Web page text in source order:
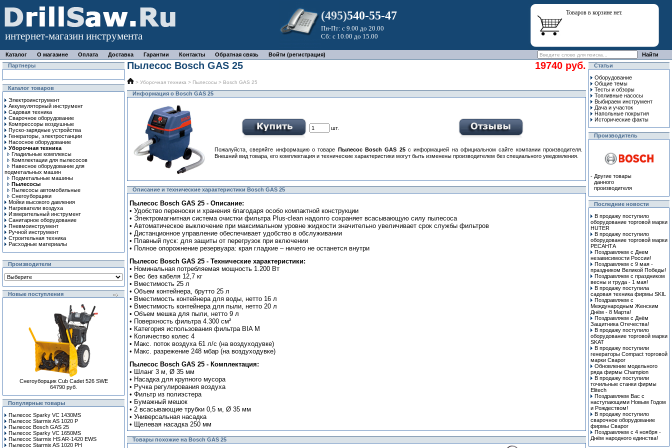
интернет-магазин инструмента
(495)540-55-47
Пн-Пт: с 9.00 до 20.00
Сб: с 10.00 до 15.00
Товаров в корзине нет.
Каталог О магазине Оплата Доставка Гарантии Контакты Обратная связь
Войти (регистрация)
Партнеры
Каталог товаров
Электроинструмент
Аккумуляторный инструмент
Садовая техника
Сварочное оборудование
Компрессоры воздушные
Пуско-зарядные устройства
Генераторы, электростанции
Насосное оборудование
Уборочная техника
Гладильные комплексы
Комплектации для пылесосов
Навесное оборудование для
подметальных машин
Подметальные машины
Пылесосы
Пылесосы автомобильные
Снегоуборщики
Мойки высокого давления
Нагреватели воздуха
Измерительный инструмент
Санитарное оборудование
Пневмоинструмент
Ручной инcтрумент
Строительная техника
Расходные материалы
Производители
Новые поступления
Снегоуборщик Cub Cadet 526 SWE
64790 руб.
Популярные товары
Пылесос Sparky VC 1430MS
Пылесос Starmix AS 1020 P
Пылесос Bosch GAS 25
Пылесос Sparky VC 1650MS
Пылесос Starmix HS AR-1420 EWS
Пылесос Starmix AS 1020 PH
Пылесос Bosch GAS 25 19740 руб.
> Уборочная техника > Пылесосы > Bosch GAS 25
Информация о Bosch GAS 25
шт.
Пожалуйста, сверяйте информацию о товаре Пылесос Bosch GAS 25с информацией на официальном сайте компании производителя.
Внешний вид товара, его комплектация и технические характеристики могут быть изменены производителем без специального уведомления.
Описание и технические характеристики Bosch GAS 25
Пылесос Bosch GAS 25 - Описание:
• Удобство переноски и хранения благодаря особо компактной конструкции
• Электромагнитная система очистки фильтра Plus-clеan надолго сохраняет всасывающую силу пылесоса
• Автоматическое выключение при максимальном уровне жидкости значительно увеличивает срок службы фильтров
• Дистанционное управление обеспечивает удобство в обслуживании
• Плавный пуск: для защиты от перегрузок при включении
• Полное опорожнение резервуара: края гладкие – ничего не останется внутри
Пылесос Bosch GAS 25 - Технические характеристики:
• Номинальная потребляемая мощность 1.200 Вт
• Вес без кабеля 12,7 кг
• Вместимость 25 л
• Объем контейнера, брутто 25 л
• Вместимость контейнера для воды, нетто 16 л
• Вместимость контейнера для пыли, нетто 20 л
• Объем мешка для пыли, нетто 9 л
• Поверхность фильтра 4.300 см²
• Категория использования фильтра BIA M
• Количество колес 4
• Макс. поток воздуха 61 л/с (на воздуходувке)
• Макс. разрежение 248 мбар (на воздуходувке)
Пылесос Bosch GAS 25 - Комплектация:
• Шланг 3 м, Ø 35 мм
• Насадка для крупного мусора
• Ручка регулирования воздуха
• Фильтр из полиэстера
• Бумажный мешок
• 2 всасывающие трубки 0,5 м, Ø 35 мм
• Универсальная насадка
• Щелевая насадка 250 мм
Товары похожие на Bosch GAS 25
Статьи
Оборудование
Общие темы
Тесты и обзоры
Топливные насосы
Выбираем инструмент
Дача и участок
Напольные покрытия
Исторические факты
Производитель
- Другие товары
данного
производителя
Последние новости
В продажу поступило
оборудование торговой марки
HUTER
В продажу поступило
оборудование торговой марки
РЕСАНТА
Поздравляем с Днем
независимости России!
Поздравляем с 9 мая -
праздником Великой Победы!
Поздравляем с праздником
весны и труда - 1 мая!
В продажу поступила
cадовая техника фирмы SKIL
Поздравляем с
Международным Женским
Днём - 8 Марта!
Поздравляем с Днём
Защитника Отечества!
В продажу поступило
оборудование торговой марки
SKAT
В продажу поступили
генераторы Compact торговой
марки Сварог
Обновление модельного
ряда фирмы Champion
В продажу поступили
точильные станки фирмы
Elitech
Поздравляем Вас с
наступающими Новым Годом
и Рождеством!
В продажу поступило
сварочное оборудование
фирмы Сварог
Поздравляем с 4 ноября -
Днём народного единства!